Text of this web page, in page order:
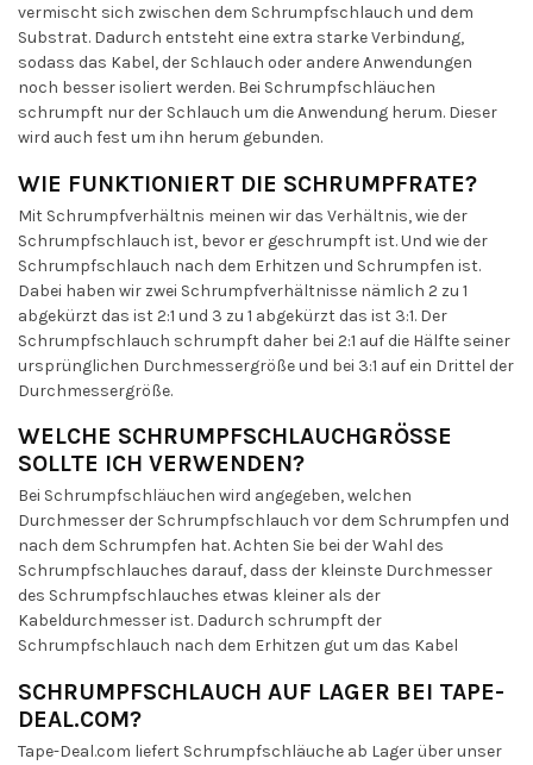
vermischt sich zwischen dem Schrumpfschlauch und dem
Substrat. Dadurch entsteht eine extra starke Verbindung,
sodass das Kabel, der Schlauch oder andere Anwendungen
noch besser isoliert werden. Bei Schrumpfschläuchen
schrumpft nur der Schlauch um die Anwendung herum. Dieser
wird auch fest um ihn herum gebunden.
WIE FUNKTIONIERT DIE SCHRUMPFRATE?
Mit Schrumpfverhältnis meinen wir das Verhältnis, wie der
Schrumpfschlauch ist, bevor er geschrumpft ist. Und wie der
Schrumpfschlauch nach dem Erhitzen und Schrumpfen ist.
Dabei haben wir zwei Schrumpfverhältnisse nämlich 2 zu 1
abgekürzt das ist 2:1 und 3 zu 1 abgekürzt das ist 3:1. Der
Schrumpfschlauch schrumpft daher bei 2:1 auf die Hälfte seiner
ursprünglichen Durchmessergröße und bei 3:1 auf ein Drittel der
Durchmessergröße.
WELCHE SCHRUMPFSCHLAUCHGRÖSSE S
OLLTE ICH VERWENDEN?
Bei Schrumpfschläuchen wird angegeben, welchen
Durchmesser der Schrumpfschlauch vor dem Schrumpfen und
nach dem Schrumpfen hat. Achten Sie bei der Wahl des
Schrumpfschlauches darauf, dass der kleinste Durchmesser
des Schrumpfschlauches etwas kleiner als der
Kabeldurchmesser ist. Dadurch schrumpft der
Schrumpfschlauch nach dem Erhitzen gut um das Kabel
SCHRUMPFSCHLAUCH AUF LAGER BEI TAPE-
DEAL.COM?
Tape-Deal.com liefert Schrumpfschläuche ab Lager über unser